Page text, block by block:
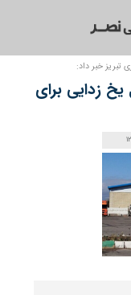
تبریز خبر داد:
محلول یخ زدایی برای